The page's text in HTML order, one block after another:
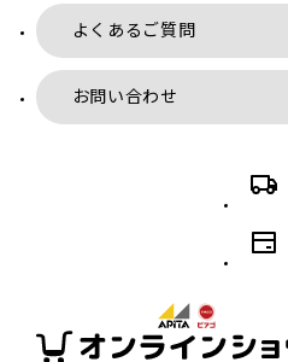
よくあるご質問
お問い合わせ